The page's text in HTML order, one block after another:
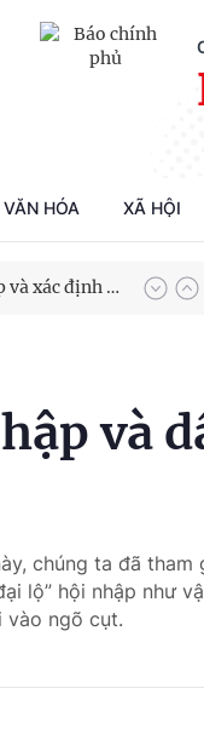
VĂN HÓA XÃ HỘI
Chiến dịch 500 ngày đêm tìm kiếm, quy tập và xác định danh tính hài cốt liệt sĩ 100
và
chúng ta đã
lộ” hội nhập như
vào ngõ cụt.